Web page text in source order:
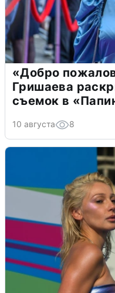
«Добро
Гришаева
съемок в
10 августа 8